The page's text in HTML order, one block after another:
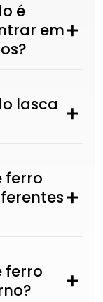
é
em
lasca
ferro
ferro